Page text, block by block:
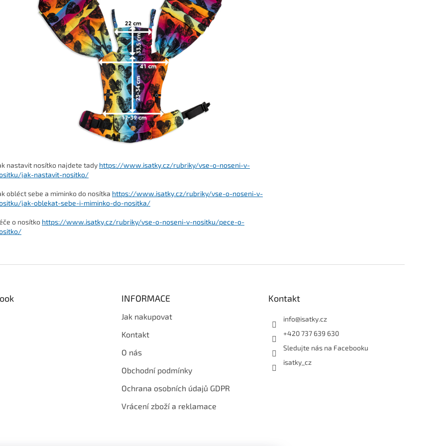
nastavit nosítko najdete tady https://www.isatky.cz/rubriky/vse-o-noseni-v-
jak-nastavit-nositko/
obléct sebe a miminko do nosítka https://www.isatky.cz/rubriky/vse-o-noseni-v-
jak-oblekat-sebe-i-miminko-do-nositka/
o nosítko https://www.isatky.cz/rubriky/vse-o-noseni-v-nositku/pece-o-
INFORMACE
Jak nakupovat
Kontakt
O nás
Obchodní podmínky
Ochrana osobních údajů GDPR
Vrácení zboží a reklamace
Kontakt
info@isatky.cz
+420 737 639 630
Sledujte nás na Facebooku
isatky_cz